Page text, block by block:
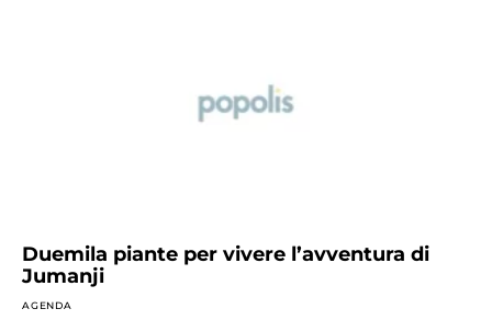
Duemila piante per vivere l’avventura di
Jumanji
AGENDA